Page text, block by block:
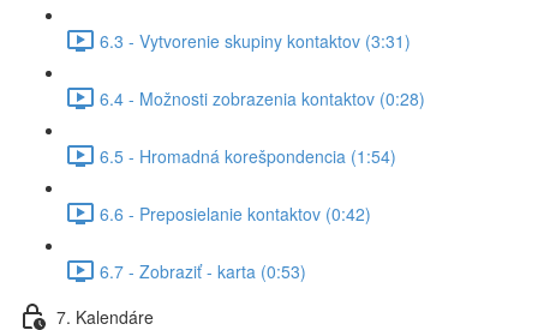
6.3 - Vytvorenie skupiny kontaktov (3:31)
6.4 - Možnosti zobrazenia kontaktov (0:28)
6.5 - Hromadná korešpondencia (1:54)
6.6 - Preposielanie kontaktov (0:42)
6.7 - Zobraziť - karta (0:53)
7. Kalendáre